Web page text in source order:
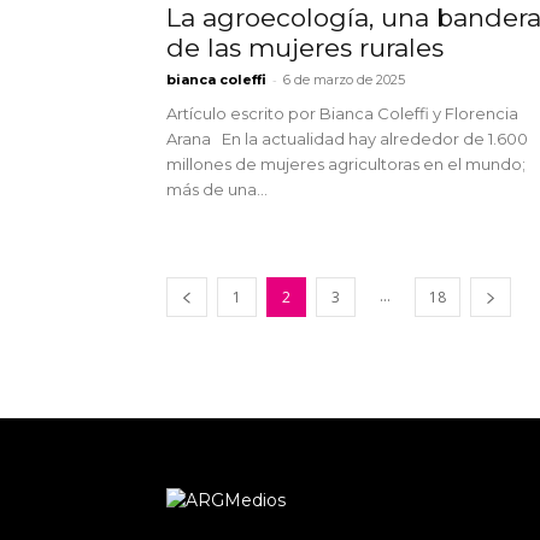
La agroecología, una bandera
de las mujeres rurales
bianca coleffi - 6 de marzo de 2025
Artículo escrito por Bianca Coleffi y Florencia
Arana En la actualidad hay alrededor de 1.600
millones de mujeres agricultoras en el mundo;
más de una...
1 2 3 ... 18